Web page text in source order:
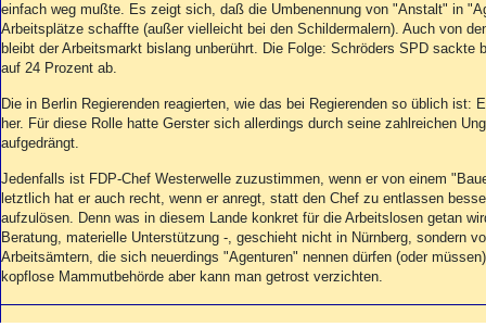
einfach weg mußte. Es zeigt sich, daß die Umbenennung von "Anstalt" in
Arbeitsplätze schaffte (außer vielleicht bei den Schildermalern). Auch von
bleibt der Arbeitsmarkt bislang unberührt. Die Folge: Schröders SPD sackte
auf 24 Prozent ab.
Die in Berlin Regierenden reagierten, wie das bei Regierenden so üblich ist:
her. Für diese Rolle hatte Gerster sich allerdings durch seine zahlreichen
aufgedrängt.
Jedenfalls ist FDP-Chef Westerwelle zuzustimmen, wenn er von einem
letztlich hat er auch recht, wenn er anregt, statt den Chef zu entlassen
aufzulösen. Denn was in diesem Lande konkret für die Arbeitslosen getan
Beratung, materielle Unterstützung -, geschieht nicht in Nürnberg, sondern
Arbeitsämtern, die sich neuerdings "Agenturen" nennen dürfen (oder
kopflose Mammutbehörde aber kann man getrost verzichten.